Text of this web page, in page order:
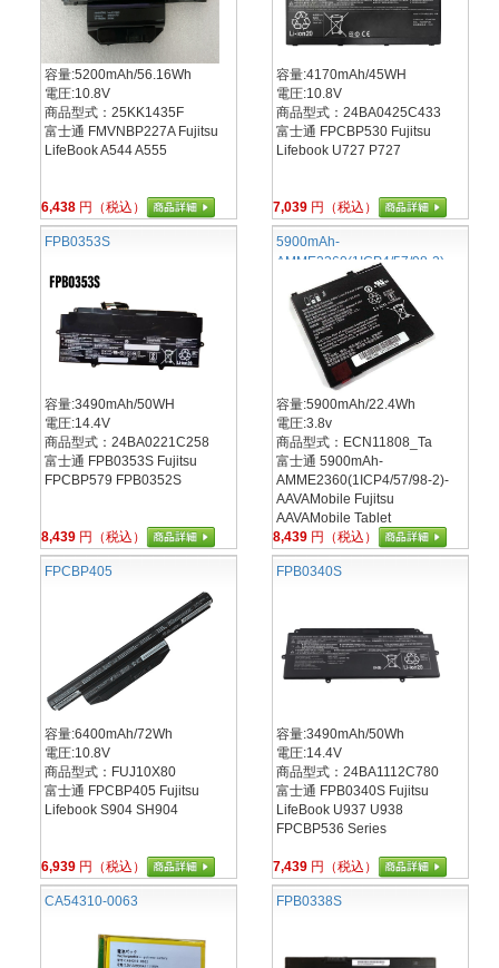
容量:5200mAh/56.16Wh
電圧:10.8V
商品型式：25KK1435F
富士通 FMVNBP227A Fujitsu
LifeBook A544 A555
6,438 円（税込）
容量:4170mAh/45WH
電圧:10.8V
商品型式：24BA0425C433
富士通 FPCBP530 Fujitsu
Lifebook U727 P727
7,039 円（税込）
FPB0353S
容量:3490mAh/50WH
電圧:14.4V
商品型式：24BA0221C258
富士通 FPB0353S Fujitsu
FPCBP579 FPB0352S
8,439 円（税込）
5900mAh-
AMME2360(1ICP4/57/98-2)-
AAVAMobile
容量:5900mAh/22.4Wh
電圧:3.8v
商品型式：ECN11808_Ta
富士通 5900mAh-
AMME2360(1ICP4/57/98-2)-
AAVAMobile Fujitsu
AAVAMobile Tablet
8,439 円（税込）
FPCBP405
容量:6400mAh/72Wh
電圧:10.8V
商品型式：FUJ10X80
富士通 FPCBP405 Fujitsu
Lifebook S904 SH904
6,939 円（税込）
FPB0340S
容量:3490mAh/50Wh
電圧:14.4V
商品型式：24BA1112C780
富士通 FPB0340S Fujitsu
LifeBook U937 U938
FPCBP536 Series
7,439 円（税込）
CA54310-0063 FPB0338S